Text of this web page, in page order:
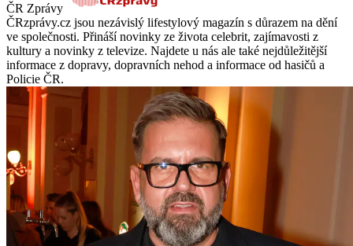
ČR Zprávy
ČRzprávy.cz jsou nezávislý lifestylový magazín s důrazem na dění
ve společnosti. Přináší novinky ze života celebrit, zajímavosti z
kultury a novinky z televize. Najdete u nás ale také nejdůležitější
informace z dopravy, dopravních nehod a informace od hasičů a
Policie ČR.